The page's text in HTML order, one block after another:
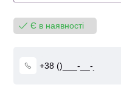
Є в наявності